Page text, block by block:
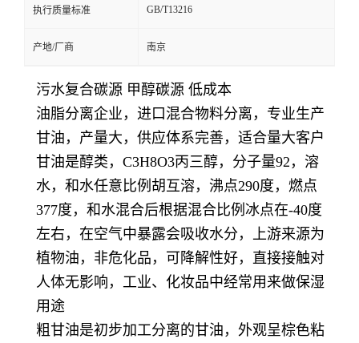
执行质量标准 GB/T13216
产地/厂商 南京
污水复合碳源 甲醇碳源 低成本
油脂分离企业，进口混合物料分离，专业生产
甘油，产量大，供应体系完善，适合量大客户
甘油是醇类，C3H8O3丙三醇，分子量92，溶
水，和水任意比例胡互溶，沸点290度，燃点
377度，和水混合后根据混合比例冰点在-40度
左右，在空气中暴露会吸收水分，上游来源为
植物油，非危化品，可降解性好，直接接触对
人体无影响，工业、化妆品中经常用来做保湿
用途
粗甘油是初步加工分离的甘油，外观呈棕色粘